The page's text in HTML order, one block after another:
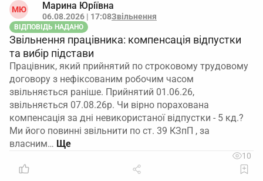
МЮ Марина Юріївна
06.08.2026 | 17:08Звільнення
ВІДПОВІДЬ НАДАНО
Звільнення працівника: компенсація відпустки
та вибір підстави
Працівник, який прийнятий по строковому трудовому
договору з нефіксованим робочим часом
звільняється раніше. Прийнятий 01.06.26,
звільняється 07.08.26р. Чи вірно порахована
компенсація за дні невикористаної відпустки - 5 кд.?
Ми його повинні звільнити по ст. 39 КЗпП , за
власним…
10